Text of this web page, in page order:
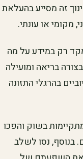
זה מסייע בהעלאת
מקומי או עונתי.
רק במידע על מה
בריאה ומועילה
בהרגלי התזונה
בשוק והפכו
נסו לשלב